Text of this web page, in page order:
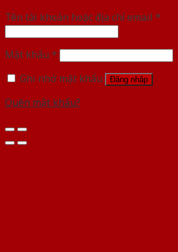
Tên tài khoản hoặc địa chỉ email *
Mật khẩu *
Ghi nhớ mật khẩu
Đăng nhập
Quên mật khẩu?